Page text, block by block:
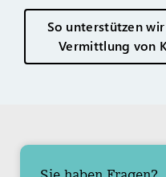
So unterstützen
Vermittlung von